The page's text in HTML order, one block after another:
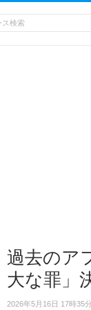
過去のア
大な罪」
2026年5月16日 17時35分